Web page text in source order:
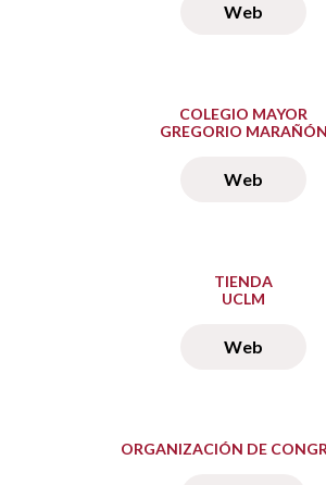
Web
COLEGIO MAYOR
GREGORIO MARAÑÓN
Web
TIENDA
UCLM
Web
ORGANIZACIÓN DE